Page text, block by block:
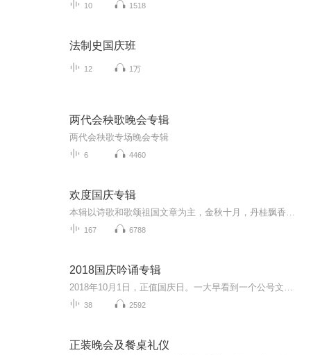
10 1518
法制史国庆班
12 1万
两代会秧歌晚会专辑
两代会秧歌专场晚会专辑
6 4460
欢度国庆专辑
167 6788
2018国庆吟诵专辑
38 2592
正装晚会及餐桌礼仪